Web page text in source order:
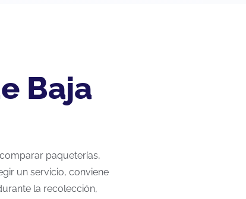
Baja
paqueterías,
un servicio, conviene
la recolección,